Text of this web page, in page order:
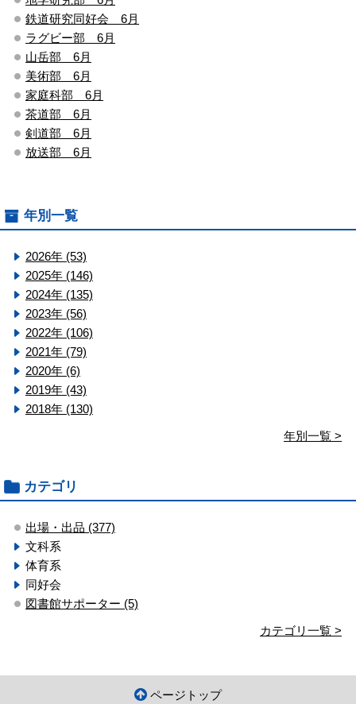
鉄道研究同好会 6月
ラグビー部 6月
山岳部 6月
美術部 6月
家庭科部 6月
茶道部 6月
剣道部 6月
放送部 6月
年別一覧
2026年 (53)
2025年 (146)
2024年 (135)
2023年 (56)
2022年 (106)
2021年 (79)
2020年 (6)
2019年 (43)
2018年 (130)
年別一覧 >
カテゴリ
出場・出品 (377)
文科系
体育系
同好会
図書館サポーター (5)
カテゴリ一覧 >
ページトップ